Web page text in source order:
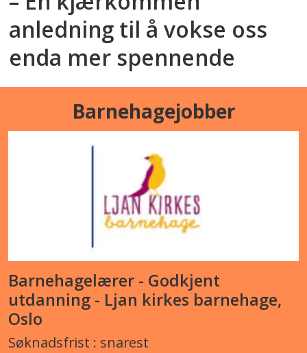
anledning til å vokse oss
enda mer spennende
Barnehagejobber
Barnehagelærer - Godkjent
utdanning - Ljan kirkes barnehage,
Oslo
Søknadsfrist : snarest